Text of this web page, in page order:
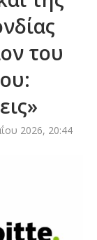
του
2026, 20:44